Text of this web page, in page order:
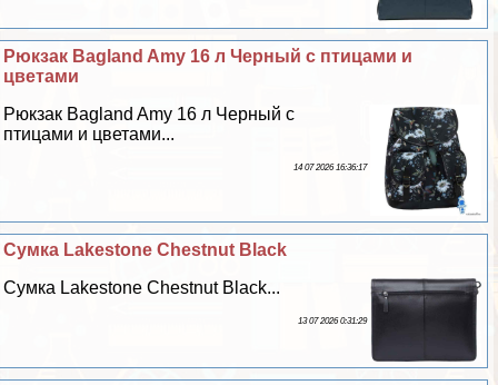
Рюкзак Bagland Amy 16 л Черный с птицами и
цветами
Рюкзак Bagland Amy 16 л Черный с
птицами и цветами...
14 07 2026 16:36:17
Сумка Lakestone Chestnut Black
Сумка Lakestone Chestnut Black...
13 07 2026 0:31:29